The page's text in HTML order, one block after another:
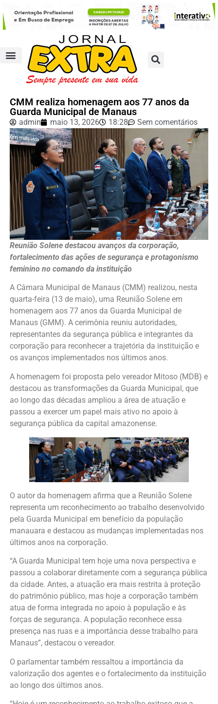
CMM realiza homenagem aos 77 anos da
Guarda Municipal de Manaus
admin maio 13, 2026 18:28 Sem comentários
Reunião Solene destacou avanços da corporação,
fortalecimento das ações de segurança e protagonismo
feminino no comando da instituição
A Câmara Municipal de Manaus (CMM) realizou, nesta
quarta-feira (13 de maio), uma Reunião Solene em
homenagem aos 77 anos da Guarda Municipal de
Manaus (GMM). A cerimônia reuniu autoridades,
representantes da segurança pública e integrantes da
corporação para reconhecer a trajetória da instituição e
os avanços implementados nos últimos anos.
A homenagem foi proposta pelo vereador Mitoso (MDB) e
destacou as transformações da Guarda Municipal, que
ao longo das décadas ampliou a área de atuação e
passou a exercer um papel mais ativo no apoio à
segurança pública da capital amazonense.
O autor da homenagem afirma que a Reunião Solene
representa um reconhecimento ao trabalho desenvolvido
pela Guarda Municipal em benefício da população
manauara e destacou as mudanças implementadas nos
últimos anos na corporação.
“A Guarda Municipal tem hoje uma nova perspectiva e
passou a colaborar diretamente com a segurança pública
da cidade. Antes, a atuação era mais restrita à proteção
do patrimônio público, mas hoje a corporação também
atua de forma integrada no apoio à população e às
forças de segurança. A população reconhece essa
presença nas ruas e a importância desse trabalho para
Manaus”, destacou o vereador.
O parlamentar também ressaltou a importância da
valorização dos agentes e o fortalecimento da instituição
ao longo dos últimos anos.